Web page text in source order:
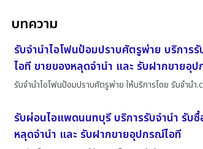
บทความ
รับจำนำไอโฟนป้อมปราบศัตรูพ่าย บริการ
ไอที ขายของหลุดจำนำ และ รับฝากขายอุ
รับจำนำไอโฟนป้อมปราบศัตรูพ่าย ให้บริการโดย รับจํานํา
รับผ่อนไอแพดนนทบุรี บริการรับจำนำ รับ
หลุดจำนำ และ รับฝากขายอุปกรณ์ไอที